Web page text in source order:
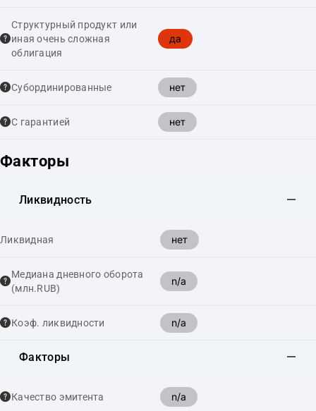
Структурный продукт или
иная очень сложная
облигация
да
Cубординированные нет
С гарантией нет
Факторы
Ликвидность
Ликвидная нет
Медиана дневного оборота
(млн.RUB)
n/a
Коэф. ликвидности n/a
Факторы
Качество эмитента n/a